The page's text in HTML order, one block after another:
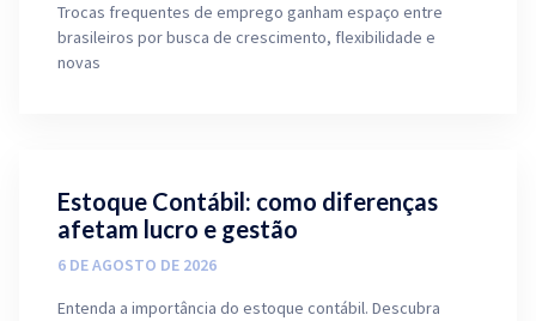
Trocas frequentes de emprego ganham espaço entre
brasileiros por busca de crescimento, flexibilidade e
novas
Estoque Contábil: como diferenças
afetam lucro e gestão
6 DE AGOSTO DE 2026
Entenda a importância do estoque contábil. Descubra